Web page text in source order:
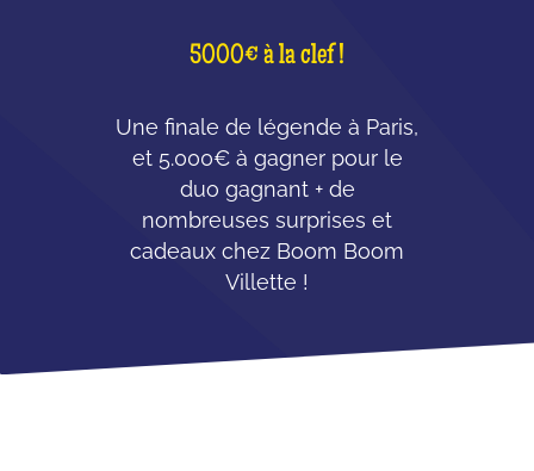
5000€ à la clef !
Une finale de légende à Paris,
et 5.000€ à gagner pour le
duo gagnant + de
nombreuses surprises et
cadeaux chez Boom Boom
Villette !